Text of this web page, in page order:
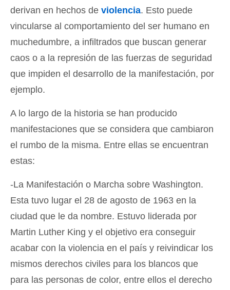
derivan en hechos de violencia. Esto puede
vincularse al comportamiento del ser humano en
muchedumbre, a infiltrados que buscan generar
caos o a la represión de las fuerzas de seguridad
que impiden el desarrollo de la manifestación, por
ejemplo.
A lo largo de la historia se han producido
manifestaciones que se considera que cambiaron
el rumbo de la misma. Entre ellas se encuentran
estas:
-La Manifestación o Marcha sobre Washington.
Esta tuvo lugar el 28 de agosto de 1963 en la
ciudad que le da nombre. Estuvo liderada por
Martin Luther King y el objetivo era conseguir
acabar con la violencia en el país y reivindicar los
mismos derechos civiles para los blancos que
para las personas de color, entre ellos el derecho